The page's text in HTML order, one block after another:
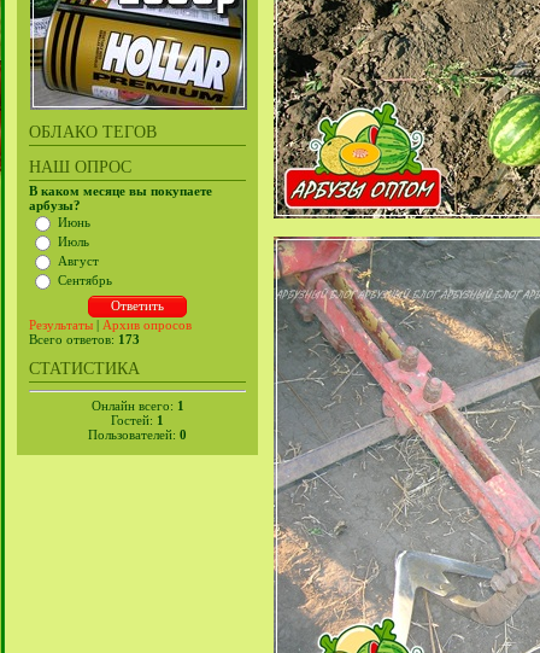
ОБЛАКО ТЕГОВ
НАШ ОПРОС
В каком месяце вы покупаете
арбузы?
Июнь
Июль
Август
Сентябрь
Результаты | Архив опросов
Всего ответов: 173
СТАТИСТИКА
Онлайн всего: 1
Гостей: 1
Пользователей: 0